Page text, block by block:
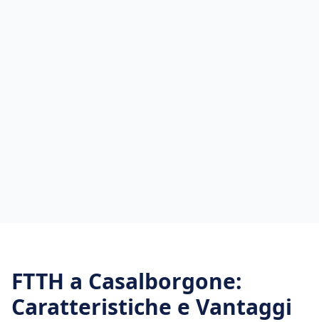
FTTH a Casalborgone:
Caratteristiche e Vantaggi